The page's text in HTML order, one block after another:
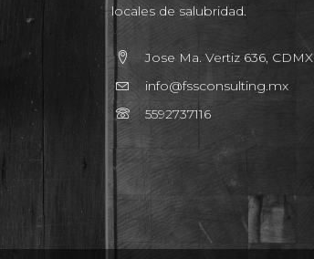
locales de salubridad.
Jose Ma. Vertiz 636, CDMX
info@fssconsulting.mx
5592737116